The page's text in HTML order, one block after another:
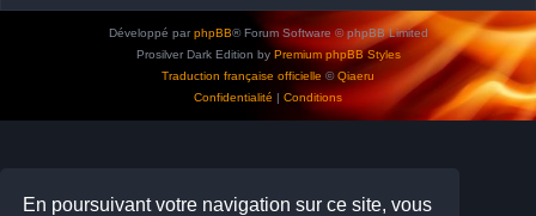
En poursuivant votre navigation sur ce site, vous
Développé par phpBB® Forum Software © phpBB Limited
Prosilver Dark Edition by Premium phpBB Styles
Traduction française officielle ©Qiaeru
Confidentialité | Conditions